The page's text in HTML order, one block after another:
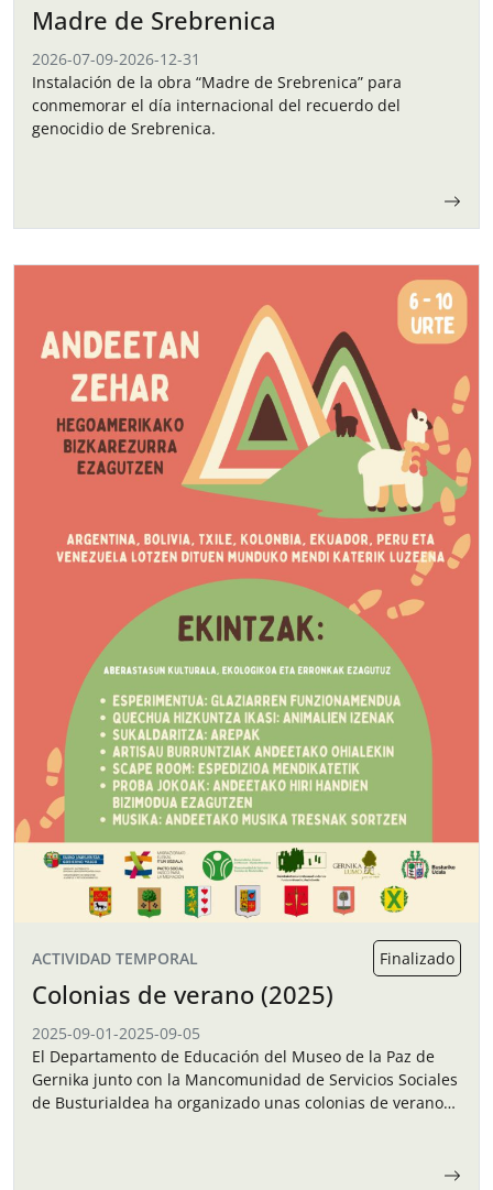
Madre de Srebrenica
2026-07-09-2026-12-31
Instalación de la obra “Madre de Srebrenica” para
conmemorar el día internacional del recuerdo del
genocidio de Srebrenica.
ACTIVIDAD TEMPORAL Finalizado
Colonias de verano (2025)
2025-09-01-2025-09-05
El Departamento de Educación del Museo de la Paz de
Gernika junto con la Mancomunidad de Servicios Sociales
de Busturialdea ha organizado unas colonias de verano